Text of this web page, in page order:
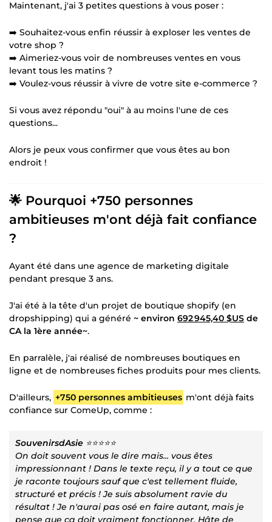
Maintenant, j'ai 3 petites questions à vous poser :
➡️ Souhaitez-vous enfin réussir à exploser les ventes de
votre shop ?
➡️ Aimeriez-vous voir de nombreuses ventes en vous
levant tous les matins ?
➡️ Voulez-vous réussir à vivre de votre site e-commerce ?
Si vous avez répondu "oui" à au moins l'une de ces
questions...
Alors je peux vous confirmer que vous êtes au bon
endroit !
🌟 Pourquoi +750 personnes
ambitieuses m'ont déjà fait confiance
?
Ayant été dans une agence de marketing digitale
pendant presque 3 ans.
J'ai été à la tête d'un projet de boutique shopify (en
dropshipping) qui a généré ~ environ 692 945,40 $US de
CA la 1ère année~.
En parralèle, j'ai réalisé de nombreuses boutiques en
ligne et de nombreuses fiches produits pour mes clients.
D'ailleurs, +750 personnes ambitieuses m'ont déjà faits
confiance sur ComeUp, comme :
SouvenirsdAsie ⭐⭐⭐⭐⭐
On doit souvent vous le dire mais... vous êtes
impressionnant ! Dans le texte reçu, il y a tout ce que
je raconte toujours sauf que c'est tellement fluide,
structuré et précis ! Je suis absolument ravie du
résultat ! Je n'aurai pas osé en faire autant, mais je
pense que ça doit vraiment fonctionner. Hâte de